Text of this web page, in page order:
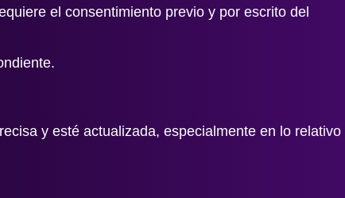
el consentimiento previo y por escrito del
y esté actualizada, especialmente en lo relativo